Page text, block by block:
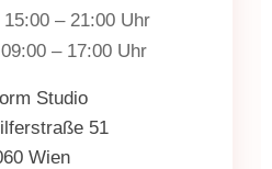
– 21:00 Uhr
– 17:00 Uhr
Studio
51
Wien